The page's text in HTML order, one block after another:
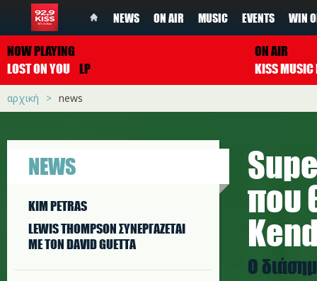
NEWS ON AIR MUSIC EVENTS WIN
NOW PLAYING
LOST ON YOU LP
ON AIR
αρχική news
NEWS
KIM PETRAS
LEWIS THOMPSON ΣΥΝΕΡΓAΖΕΤΑΙ
ΜΕ ΤΟΝ DAVID GUETTA
που
Ο